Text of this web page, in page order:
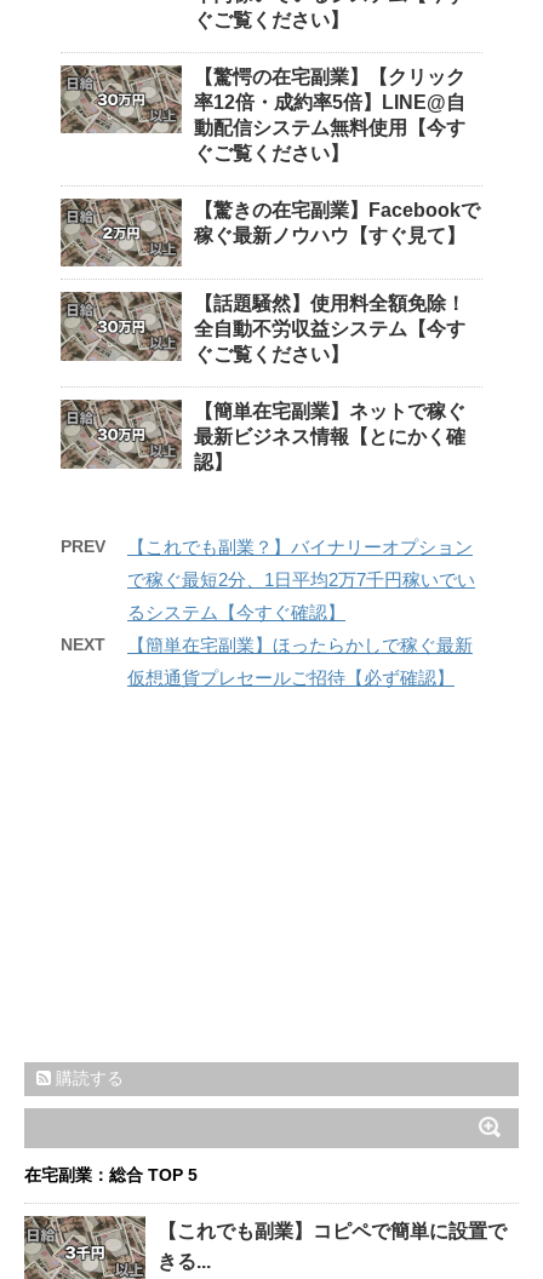
ぐご覧ください】
【驚愕の在宅副業】【クリック
率12倍・成約率5倍】LINE@自
動配信システム無料使用【今す
ぐご覧ください】
【驚きの在宅副業】Facebookで
稼ぐ最新ノウハウ【すぐ見て】
【話題騒然】使用料全額免除！
全自動不労収益システム【今す
ぐご覧ください】
【簡単在宅副業】ネットで稼ぐ
最新ビジネス情報【とにかく確
認】
PREV
【これでも副業？】バイナリーオプション
で稼ぐ最短2分、1日平均2万7千円稼いでい
るシステム【今すぐ確認】
NEXT
【簡単在宅副業】ほったらかしで稼ぐ最新
仮想通貨プレセールご招待【必ず確認】
購読する
在宅副業：総合 TOP 5
【これでも副業】コピペで簡単に設置で
きる...